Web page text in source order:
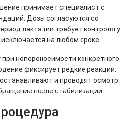
принимает специалист с
Дозы согласуются со
лактации требует контроля у
на любом сроке.
непереносимости конкретного
фиксирует редкие реакции.
и проводят осмотр.
после стабилизации.